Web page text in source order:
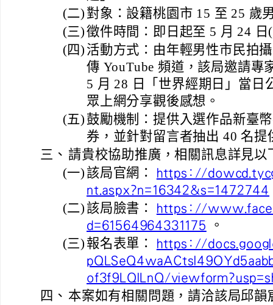
(二) 對象：設籍桃園市 15 至 25 歲
(三)徵件時間：即日起至 5 月 24 日
(四) 活動方式：由年輕男性市民拍
傳 YouTube 頻道，該局邀請專
5 月 28 日「世界經期日」當日
眾上網分享觀後感想。
(五) 鼓勵機制：提供入選作品新臺
券，並針對留言者抽出 40 名提
三、 請貴校協助推廣，相關訊息詳見以
(一) 該局官網：
https://
nt.aspx?n=16342&s=1472744
(二) 該局臉書：
https://
d=61564964331175
。
(三) 報名表單：
https://
of3f9LQlLnQ/
四、 本案如有相關問題，請洽該局邱